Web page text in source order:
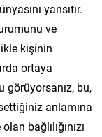
yansıtır.
ve
kişinin
ortaya
görüyorsanız, bu,
anlamına
bağlılığınızı